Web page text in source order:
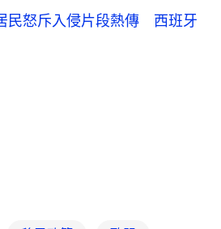
民怒斥入侵片段熱傳 西班牙